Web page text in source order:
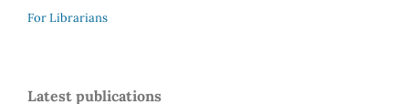
For Librarians
Latest publications